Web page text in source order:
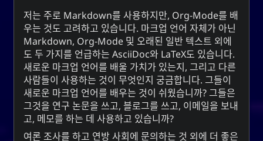
저는 주로 Markdown를 사용하지만, Org-Mode를 배
우는 것도 고려하고 있습니다. 마크업 언어 자체가 아닌
Markdown, Org-Mode 및 오래된 일반 텍스트 외에
도 두 가지를 언급하는 AsciiDoc와 LaTeX도 있습니다.
새로운 마크업 언어를 배울 가치가 있는지, 그리고 다른
사람들이 사용하는 것이 무엇인지 궁금합니다. 그들이
새로운 마크업 언어를 배우는 것이 쉬웠습니까? 그들은
그것을 연구 논문을 쓰고, 블로그를 쓰고, 이메일을 보내
고, 메모를 하는 데 사용하고 있습니까?
여론 조사를 하고 연방 사회에 문의하는 것 외에 더 좋은
YourOnly.One Linklist
Linklists Are Back
Semantic Web for Hugo
지금 재생 중